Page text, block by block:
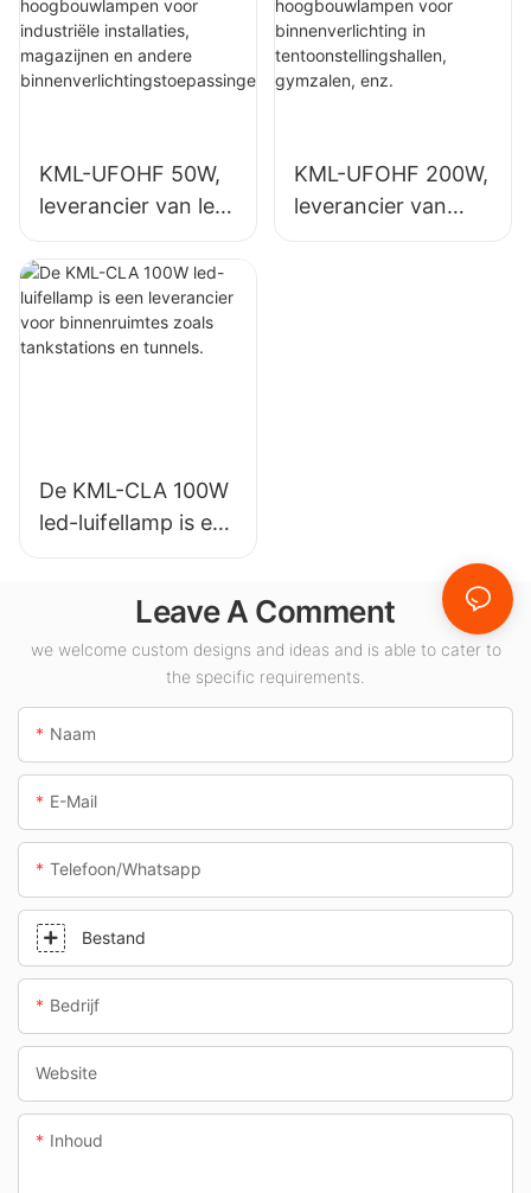
complexen,
magazijnen en
andere
binnenverlichting in
industriële
complexen,
KML-UFOHF 50W,
leverancier van led-
hoogbouwlampen
voor industriële
installaties,
magazijnen en
KML-UFOHF 200W,
leverancier van
LED-
De KML-CLA 100W
led-luifellamp is een
leverancier voor
zoals tankstations
en tunnels.
Leave A Comment
we welcome custom designs and ideas and is able to cater to
the specific requirements.
Naam
E-Mail
Telefoon/whatsapp
Bestand
Bedrijf
Website
Inhoud